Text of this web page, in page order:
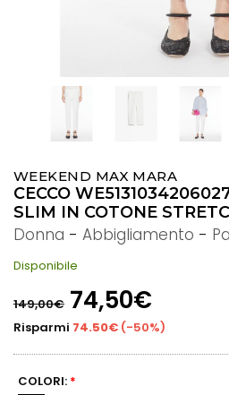
WEEKEND MAX MARA
CECCO
SLIM IN COTONE
Donna - Abbigliamento -
Disponibile
di
listino
149,00€ 74,50€
Risparmi 74.50€ (-50%)
COLORI: *